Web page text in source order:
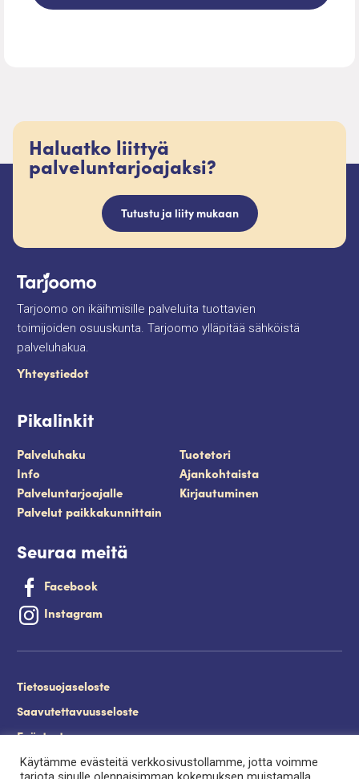
Haluatko liittyä
palveluntarjoajaksi?
Tutustu ja liity mukaan
Tarjoomo on ikäihmisille palveluita tuottavien
toimijoiden osuuskunta. Tarjoomo ylläpitää sähköistä
palveluhakua.
Yhteystiedot
Pikalinkit
Palveluhaku
Tuotetori
Info
Ajankohtaista
Palveluntarjoajalle
Kirjautuminen
Palvelut paikkakunnittain
Seuraa meitä
Facebook
Instagram
Tietosuojaseloste
Saavutettavuusseloste
Evästeet
Palveluntuottajan kirjautuminen.
Käytämme evästeitä verkkosivustollamme, jotta voimme